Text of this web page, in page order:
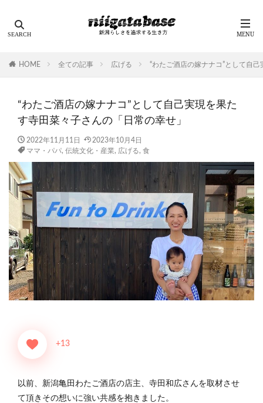
HOME 全ての記事 広げる “わたご酒店の嫁ナナコ”として自
“わたご酒店の嫁ナナコ”として自己実現を果た
す寺田菜々子さんの「日常の幸せ」
2022年11月11日
2023年10月4日
ママ・パパ, 伝統文化・産業, 広げる, 食
+13
以前、新潟亀田わたご酒店の店主、寺田和広さんを取材させ
て頂きその想いに強い共感を抱きました。